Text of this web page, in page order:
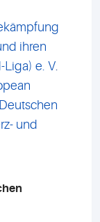
ihren
Liga) e. V.
Deutschen
und